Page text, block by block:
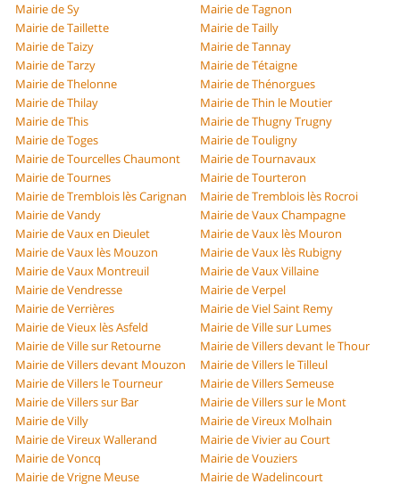
Mairie de Sy
Mairie de Tagnon
Mairie de Taillette
Mairie de Tailly
Mairie de Taizy
Mairie de Tannay
Mairie de Tarzy
Mairie de Tétaigne
Mairie de Thelonne
Mairie de Thénorgues
Mairie de Thilay
Mairie de Thin le Moutier
Mairie de This
Mairie de Thugny Trugny
Mairie de Toges
Mairie de Touligny
Mairie de Tourcelles Chaumont
Mairie de Tournavaux
Mairie de Tournes
Mairie de Tourteron
Mairie de Tremblois lès Carignan
Mairie de Tremblois lès Rocroi
Mairie de Vandy
Mairie de Vaux Champagne
Mairie de Vaux en Dieulet
Mairie de Vaux lès Mouron
Mairie de Vaux lès Mouzon
Mairie de Vaux lès Rubigny
Mairie de Vaux Montreuil
Mairie de Vaux Villaine
Mairie de Vendresse
Mairie de Verpel
Mairie de Verrières
Mairie de Viel Saint Remy
Mairie de Vieux lès Asfeld
Mairie de Ville sur Lumes
Mairie de Ville sur Retourne
Mairie de Villers devant le Thour
Mairie de Villers devant Mouzon
Mairie de Villers le Tilleul
Mairie de Villers le Tourneur
Mairie de Villers Semeuse
Mairie de Villers sur Bar
Mairie de Villers sur le Mont
Mairie de Villy
Mairie de Vireux Molhain
Mairie de Vireux Wallerand
Mairie de Vivier au Court
Mairie de Voncq
Mairie de Vouziers
Mairie de Vrigne Meuse
Mairie de Wadelincourt